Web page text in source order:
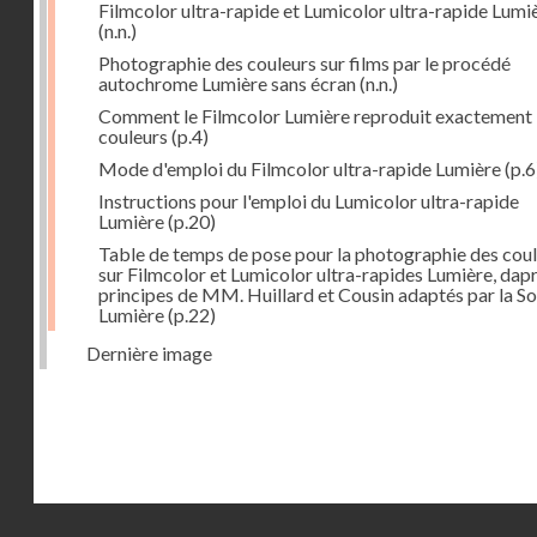
Filmcolor ultra-rapide et Lumicolor ultra-rapide
(n.n.)
Photographie des couleurs sur films par le procédé
autochrome Lumière sans écran(n.n.)
Comment le Filmcolor Lumière reproduit exactement
couleurs (p.4)
Mode d'emploi du Filmcolor ultra-rapide Lumière
Instructions pour l'emploi du Lumicolor ultra-rapide
Lumière(p.20)
Table de temps de pose pour la photographie des
sur Filmcolor et Lumicolor ultra-rapides Lumière,
principes de MM. Huillard et Cousin adaptés par la
Lumière(p.22)
Dernière image